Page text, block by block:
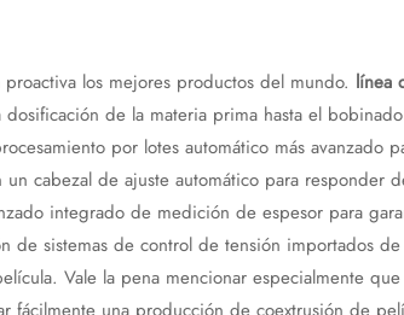
los mejores productos del mundo. línea
de la materia prima hasta el
por lotes automático más avanzado
cabezal de ajuste automático para responder
integrado de medición de espesor para
sistemas de control de tensión importados
Vale la pena mencionar especialmente